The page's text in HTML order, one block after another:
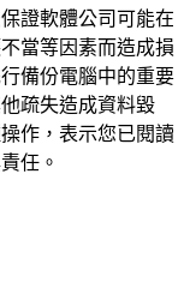
證軟體公司可能在
當等因素而造成損
備份電腦中的重要
疏失造成資料毀
作，表示您已閱讀
任。